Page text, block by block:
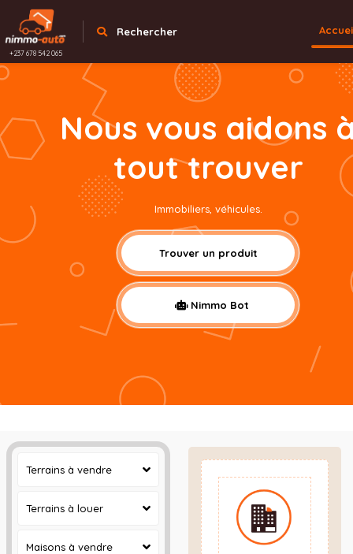
+237 678 542 065
Rechercher
Nous vous aidons à
tout trouver
Immobiliers, véhicules.
Trouver un produit
Nimmo Bot
Terrains à vendre
Terrains à louer
Maisons à vendre